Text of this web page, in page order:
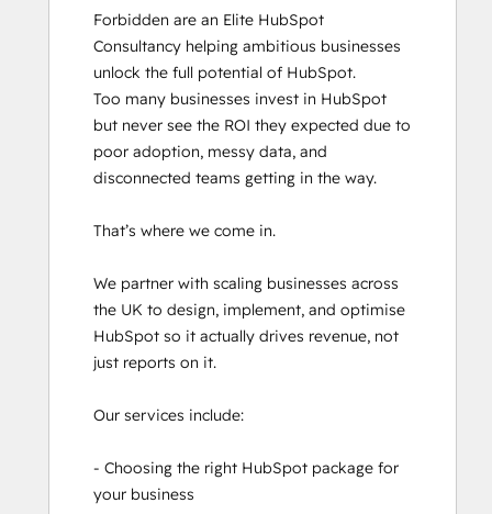
APIs
HubSpot Architecture II: Content and
Messaging Tools
HubSpot Content Hub Software
HubSpot Implementation for Partners
HubSpot Marketing Hub Software
Certification
HubSpot Sales Hub Software
HubSpot Solutions Partner
HubSpot Trainer Certification
Inbound
Inbound Marketing
Inbound Sales
Platform Consulting
Revenue Operations
Forbidden are an Elite HubSpot
Consultancy helping ambitious businesses
unlock the full potential of HubSpot.
Too many businesses invest in HubSpot
but never see the ROI they expected due to
poor adoption, messy data, and
disconnected teams getting in the way.
That’s where we come in.
We partner with scaling businesses across
the UK to design, implement, and optimise
HubSpot so it actually drives revenue, not
just reports on it.
Our services include:
- Choosing the right HubSpot package for
your business